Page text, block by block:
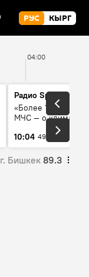
РУС КЫРГ
04:00
Радио Sputnik
«Более 1200 сёл в
МЧС — о климате,
системе
населения
10:04 49 мин
г. Бишкек 89.3